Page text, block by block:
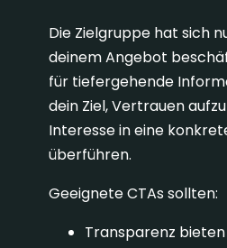
Die Zielgruppe hat sich
deinem Angebot
für tiefergehende
dein Ziel, Vertrauen
Interesse in eine
überführen.
Geeignete CTAs sollten:
Transparenz bieten